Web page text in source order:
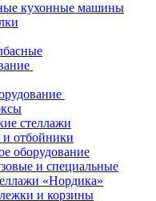
кухонные машины
стеллажи
отбойники
оборудование
и специальные
«Нордика»
и корзины